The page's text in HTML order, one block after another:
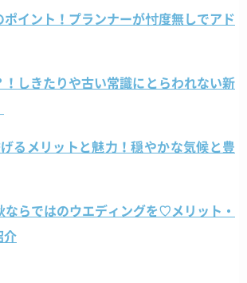
イント！プランナーが忖度無しでアド
しきたりや古い常識にとらわれない新
るメリットと魅力！穏やかな気候と豊
ならではのウエディングを♡メリット・
介